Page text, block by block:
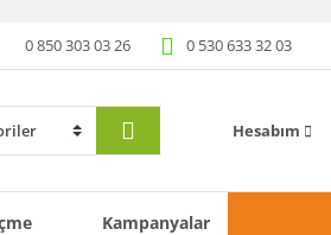
0 850 303 03 26 0 530 633 32 03
Hesabım
Kampanyalar